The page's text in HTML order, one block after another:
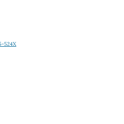
524X